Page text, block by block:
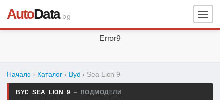
AutoData.bg
Error9
Начало › Каталог › Byd › Sea Lion 9
BYD SEA LION 9 – ПОДМОДЕЛИ